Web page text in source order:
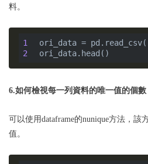
料。
1 ori_data = pd.read_csv(
2
6.如何檢視每一列資料的唯一值的個
可以使用dataframe的nunique方法，該
值。